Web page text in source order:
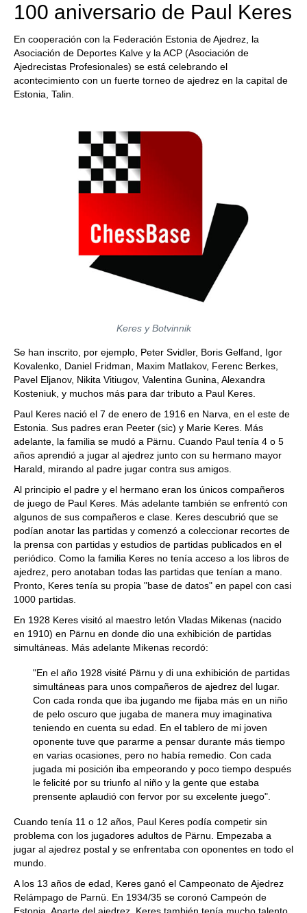
100 aniversario de Paul Keres
En cooperación con la Federación Estonia de Ajedrez, la
Asociación de Deportes Kalve y la ACP (Asociación de
Ajedrecistas Profesionales) se está celebrando el
acontecimiento con un fuerte torneo de ajedrez en la capital de
Estonia, Talin.
Keres y Botvinnik
Se han inscrito, por ejemplo, Peter Svidler, Boris Gelfand, Igor
Kovalenko, Daniel Fridman, Maxim Matlakov, Ferenc Berkes,
Pavel Eljanov, Nikita Vitiugov, Valentina Gunina, Alexandra
Kosteniuk, y muchos más para dar tributo a Paul Keres.
Paul Keres nació el 7 de enero de 1916 en Narva, en el este de
Estonia. Sus padres eran Peeter (sic) y Marie Keres. Más
adelante, la familia se mudó a Pärnu. Cuando Paul tenía 4 o 5
años aprendió a jugar al ajedrez junto con su hermano mayor
Harald, mirando al padre jugar contra sus amigos.
Al principio el padre y el hermano eran los únicos compañeros
de juego de Paul Keres. Más adelante también se enfrentó con
algunos de sus compañeros e clase. Keres descubrió que se
podían anotar las partidas y comenzó a coleccionar recortes de
la prensa con partidas y estudios de partidas publicados en el
periódico. Como la familia Keres no tenía acceso a los libros de
ajedrez, pero anotaban todas las partidas que tenían a mano.
Pronto, Keres tenía su propia "base de datos" en papel con casi
1000 partidas.
En 1928 Keres visitó al maestro letón Vladas Mikenas (nacido
en 1910) en Pärnu en donde dio una exhibición de partidas
simultáneas. Más adelante Mikenas recordó:
"En el año 1928 visité Pärnu y di una exhibición de partidas
simultáneas para unos compañeros de ajedrez del lugar.
Con cada ronda que iba jugando me fijaba más en un niño
de pelo oscuro que jugaba de manera muy imaginativa
teniendo en cuenta su edad. En el tablero de mi joven
oponente tuve que pararme a pensar durante más tiempo
en varias ocasiones, pero no había remedio. Con cada
jugada mi posición iba empeorando y poco tiempo después
le felicité por su triunfo al niño y la gente que estaba
prensente aplaudió con fervor por su excelente juego".
Cuando tenía 11 o 12 años, Paul Keres podía competir sin
problema con los jugadores adultos de Pärnu. Empezaba a
jugar al ajedrez postal y se enfrentaba con oponentes en todo el
mundo.
A los 13 años de edad, Keres ganó el Campeonato de Ajedrez
Relámpago de Parnü. En 1934/35 se coronó Campeón de